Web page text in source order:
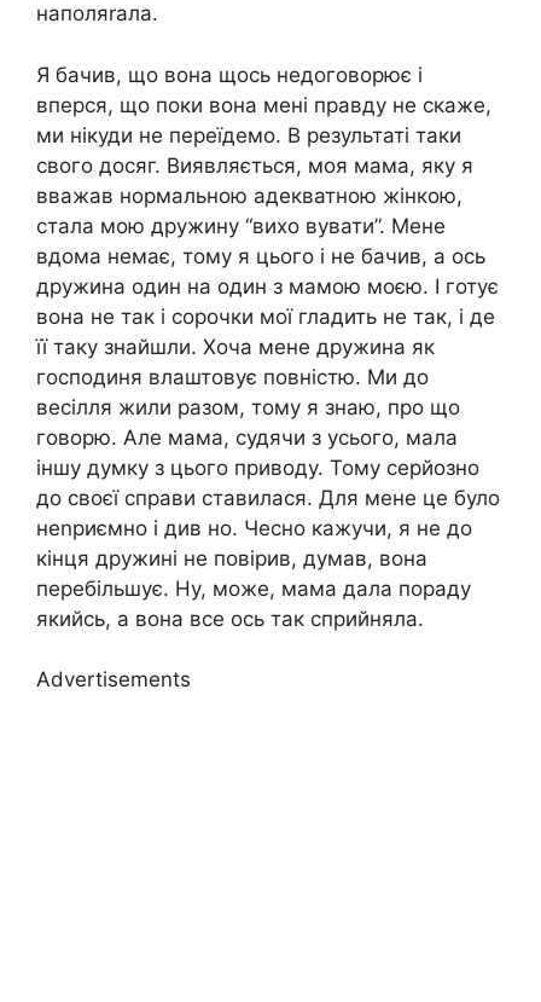
наполяrала.
Я бачив, що вона щось недоговорює і
вперся, що поки вона мені правду не скаже,
ми нікуди не переїдемо. В результаті таки
свого досяг. Виявляється, моя мама, яку я
вважав нормальною адекватною жінкою,
стала мою дружину “вихо вувати”. Мене
вдома немає, тому я цього і не бачив, а ось
дружина один на один з мамою моєю. І готує
вона не так і сорочки мої гладить не так, і де
її таку знайшли. Хоча мене дружина як
господиня влаштовує повністю. Ми до
весілля жили разом, тому я знаю, про що
говорю. Але мама, судячи з усього, мала
іншу думку з цього приводу. Тому серйозно
до своєї справи ставилася. Для мене це було
неnриємно і див но. Чесно кажучи, я не до
кінця дружині не повірив, думав, вона
перебільшує. Ну, може, мама дала пораду
якийсь, а вона все ось так сприйняла.
Advertisements